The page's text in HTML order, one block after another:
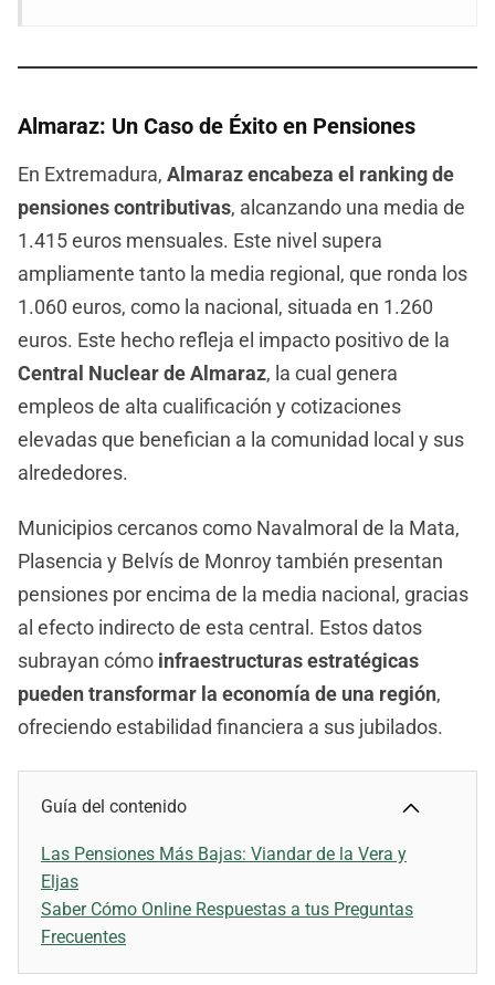
Almaraz: Un Caso de Éxito en Pensiones
En Extremadura, Almaraz encabeza el ranking de
pensiones contributivas, alcanzando una media de
1.415 euros mensuales. Este nivel supera
ampliamente tanto la media regional, que ronda los
1.060 euros, como la nacional, situada en 1.260
euros. Este hecho refleja el impacto positivo de la
Central Nuclear de Almaraz, la cual genera
empleos de alta cualificación y cotizaciones
elevadas que benefician a la comunidad local y sus
alrededores.
Municipios cercanos como Navalmoral de la Mata,
Plasencia y Belvís de Monroy también presentan
pensiones por encima de la media nacional, gracias
al efecto indirecto de esta central. Estos datos
subrayan cómo infraestructuras estratégicas
pueden transformar la economía de una región,
ofreciendo estabilidad financiera a sus jubilados.
Guía del contenido
Las Pensiones Más Bajas: Viandar de la Vera y
Eljas
Saber Cómo Online Respuestas a tus Preguntas
Frecuentes